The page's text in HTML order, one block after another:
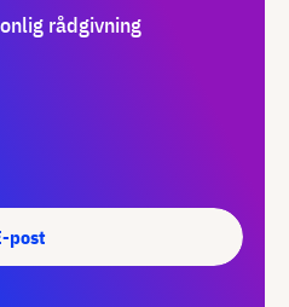
rådgivning
post